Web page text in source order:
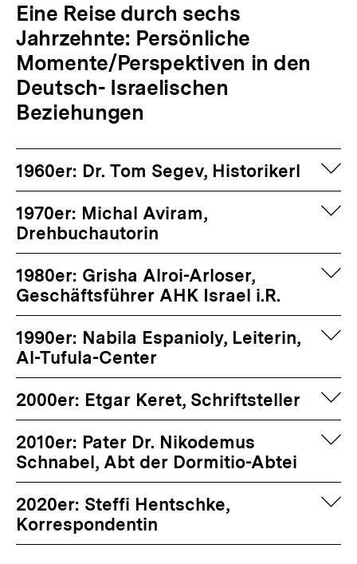
Eine Reise durch sechs
Jahrzehnte: Persönliche
Momente/Perspektiven in den
Deutsch- Israelischen
Beziehungen
1960er: Dr. Tom Segev, Historikerl
1970er: Michal Aviram,
Drehbuchautorin
1980er: Grisha Alroi-Arloser,
Geschäftsführer AHK Israel i.R.
1990er: Nabila Espanioly, Leiterin,
Al-Tufula-Center
2000er: Etgar Keret, Schriftsteller
2010er: Pater Dr. Nikodemus
Schnabel, Abt der Dormitio-Abtei
2020er: Steffi Hentschke,
Korrespondentin